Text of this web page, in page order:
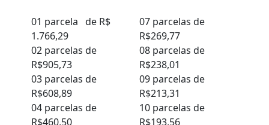
01 parcela de R$
1.766,29
02 parcelas de
R$905,73
03 parcelas de
R$608,89
04 parcelas de
R$460,50
07 parcelas de
R$269,77
08 parcelas de
R$238,01
09 parcelas de
R$213,31
10 parcelas de
R$193,56